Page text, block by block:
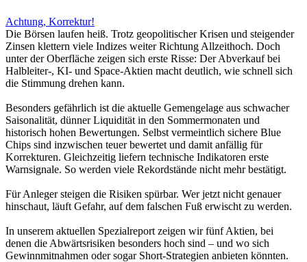
Achtung, Korrektur!
Die Börsen laufen heiß. Trotz geopolitischer Krisen und steigender
Zinsen klettern viele Indizes weiter Richtung Allzeithoch. Doch
unter der Oberfläche zeigen sich erste Risse: Der Abverkauf bei
Halbleiter-, KI- und Space-Aktien macht deutlich, wie schnell sich
die Stimmung drehen kann.
Besonders gefährlich ist die aktuelle Gemengelage aus schwacher
Saisonalität, dünner Liquidität in den Sommermonaten und
historisch hohen Bewertungen. Selbst vermeintlich sichere Blue
Chips sind inzwischen teuer bewertet und damit anfällig für
Korrekturen. Gleichzeitig liefern technische Indikatoren erste
Warnsignale. So werden viele Rekordstände nicht mehr bestätigt.
Für Anleger steigen die Risiken spürbar. Wer jetzt nicht genauer
hinschaut, läuft Gefahr, auf dem falschen Fuß erwischt zu werden.
In unserem aktuellen Spezialreport zeigen wir fünf Aktien, bei
denen die Abwärtsrisiken besonders hoch sind – und wo sich
Gewinnmitnahmen oder sogar Short-Strategien anbieten könnten.